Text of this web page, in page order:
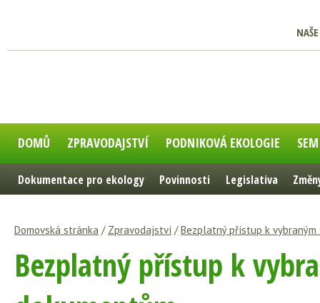
DOMŮ ZPRAVODAJSTVÍ PODNIKOVÁ EKOLOGIE
Dokumentace pro ekology Povinnosti Legislativa
Domovská stránka / Zpravodajství /Bezplatný přístup k vybraným
Bezplatný přístup k